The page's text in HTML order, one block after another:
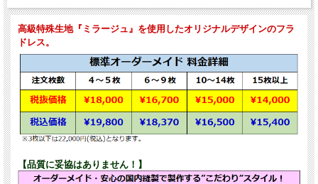
高級特殊生地『ミラージュ』を使用したオリジナルデザインのフラ
ドレス。
【品質に妥協はありません！】